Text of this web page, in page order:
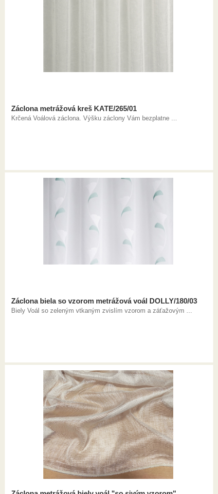
Záclona metrážová kreš KATE/265/01
Krčená Voálová záclona. Výšku záclony Vám bezplatne ...
Záclona biela so vzorom metrážová voál DOLLY/180/03
Biely Voál so zeleným vtkaným zvislím vzorom a záťažovým ...